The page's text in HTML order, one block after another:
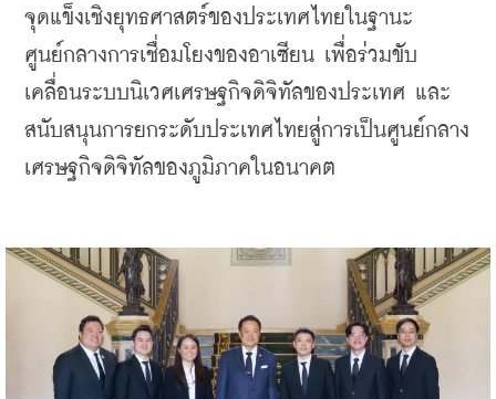
จุดแข็งเชิงยุทธศาสตร์ของประเทศไทยในฐานะ
ศูนย์กลางการเชื่อมโยงของอาเซียน เพื่อร่วมขับ
เคลื่อนระบบนิเวศเศรษฐกิจดิจิทัลของประเทศ และ
สนับสนุนการยกระดับประเทศไทยสู่การเป็นศูนย์กลาง
เศรษฐกิจดิจิทัลของภูมิภาคในอนาคต